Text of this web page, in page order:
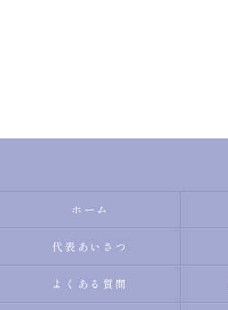
ホーム
代表あいさつ
よくある質問